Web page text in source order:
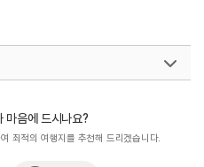
마음에 드시나요?
최적의 여행지를 추천해 드리겠습니다.